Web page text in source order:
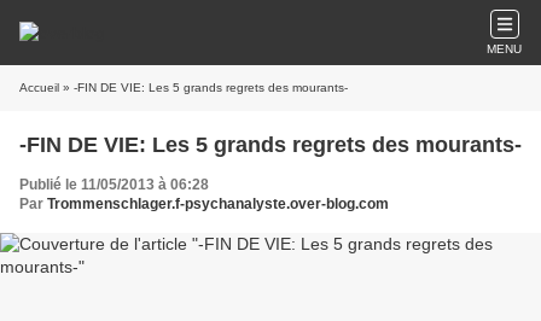
MENU
Accueil » -FIN DE VIE: Les 5 grands regrets des mourants-
-FIN DE VIE: Les 5 grands regrets des mourants-
Publié le 11/05/2013 à 06:28
Par Trommenschlager.f-psychanalyste.over-blog.com